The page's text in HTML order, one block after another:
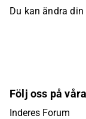
Du kan ändra
Följ oss på
Inderes Forum